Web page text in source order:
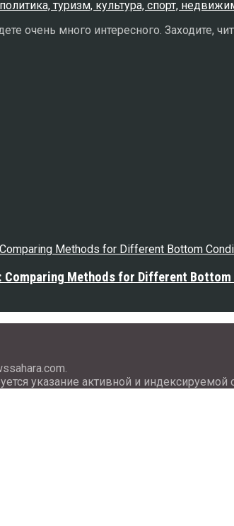
очень много интересного. Заходите,
Comparing Methods for Different
указание активной и индексируемой